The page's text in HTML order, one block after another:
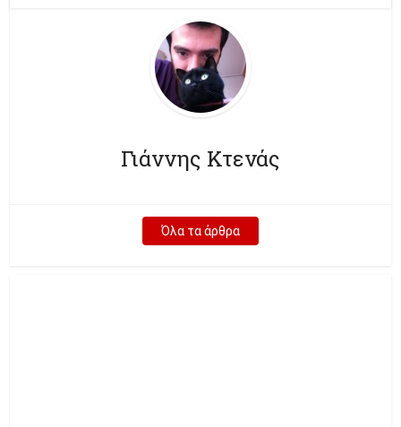
Γιάννης Κτενάς
Όλα τα άρθρα